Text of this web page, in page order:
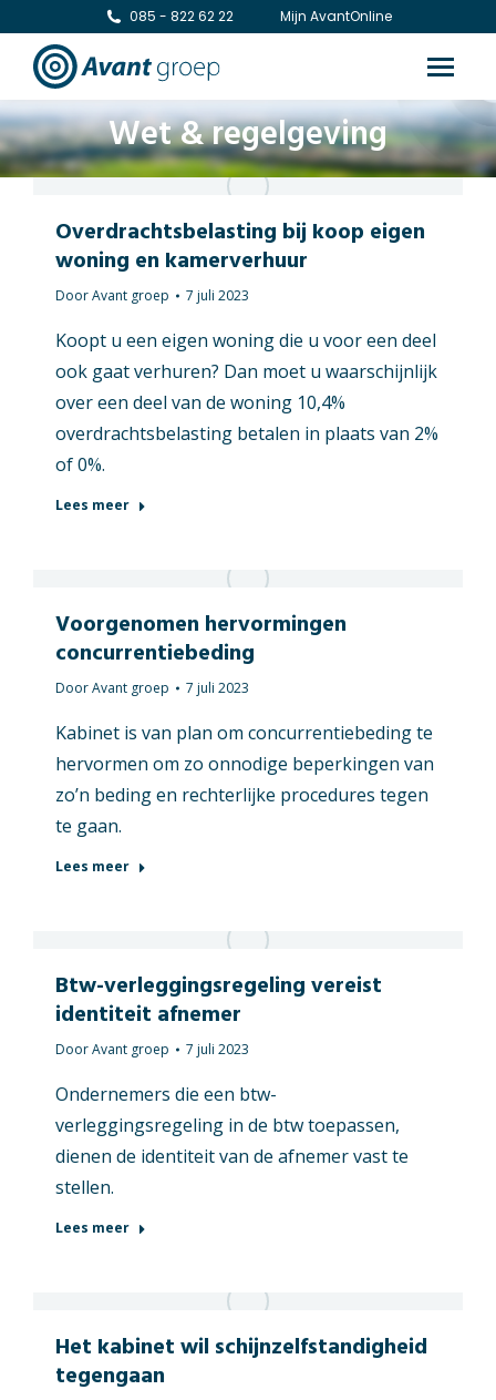
085 - 822 62 22 Mijn AvantOnline
Wet & regelgeving
Overdrachtsbelasting bij koop eigen
woning en kamerverhuur
DoorAvant groep 7 juli 2023
Koopt u een eigen woning die u voor een deel
ook gaat verhuren? Dan moet u waarschijnlijk
over een deel van de woning 10,4%
overdrachtsbelasting betalen in plaats van 2%
of 0%.
Lees meer
Voorgenomen hervormingen
concurrentiebeding
DoorAvant groep 7 juli 2023
Kabinet is van plan om concurrentiebeding te
hervormen om zo onnodige beperkingen van
zo’n beding en rechterlijke procedures tegen
te gaan.
Lees meer
Btw-verleggingsregeling vereist
identiteit afnemer
DoorAvant groep 7 juli 2023
Ondernemers die een btw-
verleggingsregeling in de btw toepassen,
dienen de identiteit van de afnemer vast te
stellen.
Lees meer
Het kabinet wil schijnzelfstandigheid
tegengaan